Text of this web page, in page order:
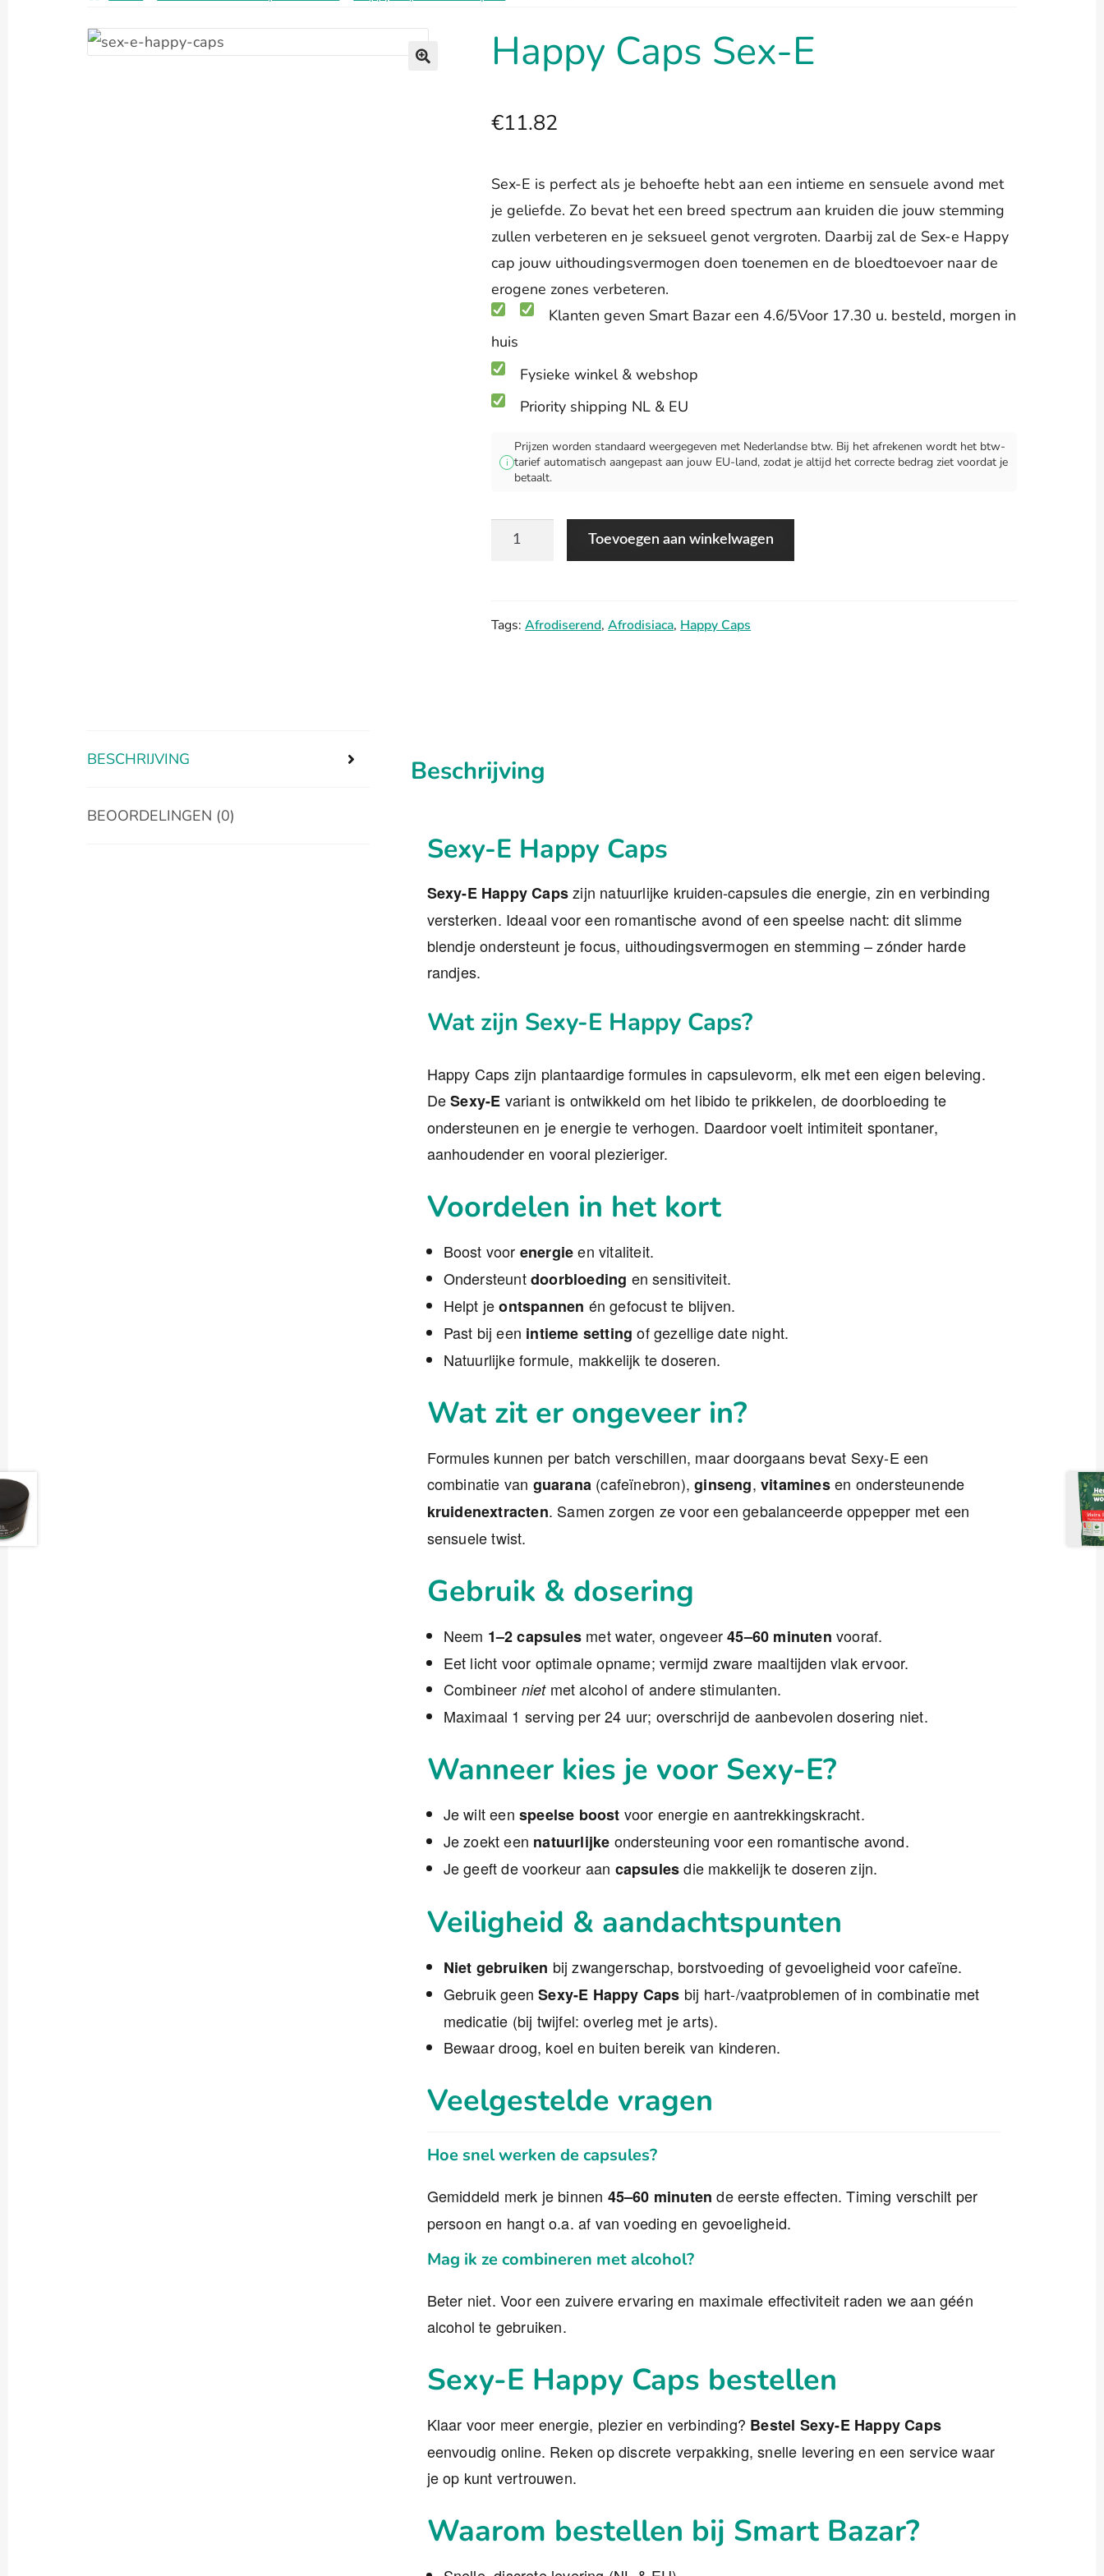
Happy Caps Sex-E
€11.82
Sex-E is perfect als je behoefte hebt aan een intieme en sensuele avond met
je geliefde. Zo bevat het een breed spectrum aan kruiden die jouw stemming
zullen verbeteren en je seksueel genot vergroten. Daarbij zal de Sex-e Happy
cap jouw uithoudingsvermogen doen toenemen en de bloedtoevoer naar de
erogene zones verbeteren.
Klanten geven Smart Bazar een 4.6/5Voor 17.30 u. besteld, morgen in
huis
Fysieke winkel & webshop
Priority shipping NL & EU
i
Prijzen worden standaard weergegeven met Nederlandse btw. Bij het afrekenen wordt het btw-
tarief automatisch aangepast aan jouw EU-land, zodat je altijd het correcte bedrag ziet voordat je
betaalt.
Happy
aantal
Toevoegen aan winkelwagen
Tags:Afrodiserend,Afrodisiaca, Happy Caps
BESCHRIJVING
BEOORDELINGEN (0)
Beschrijving
Sexy-E Happy Caps
Sexy-E Happy Capszijn natuurlijke kruiden-capsules die energie, zin en verbinding
versterken. Ideaal voor een romantische avond of een speelse nacht: dit slimme
blendje ondersteunt je focus, uithoudingsvermogen en stemming – zónder harde
randjes.
Wat zijn Sexy-E Happy Caps?
Happy Caps zijn plantaardige formules in capsulevorm, elk met een eigen beleving.
DeSexy-E variant is ontwikkeld om het libido te prikkelen, de doorbloeding te
ondersteunen en je energie te verhogen. Daardoor voelt intimiteit spontaner,
aanhoudender en vooral plezieriger.
Voordelen in het kort
Boost voor energieen vitaliteit.
Ondersteuntdoorbloeding en sensitiviteit.
Helpt jeontspannen én gefocust te blijven.
Past bij een intieme setting of gezellige date night.
Natuurlijke formule, makkelijk te doseren.
Wat zit er ongeveer in?
Formules kunnen per batch verschillen, maar doorgaans bevat Sexy-E een
combinatie van guarana (cafeïnebron),ginseng,vitaminesen ondersteunende
kruidenextracten. Samen zorgen ze voor een gebalanceerde oppepper met een
sensuele twist.
Gebruik & dosering
Neem 1–2 capsules met water, ongeveer45–60 minuten vooraf.
Eet licht voor optimale opname; vermijd zware maaltijden vlak ervoor.
Combineer nietmet alcohol of andere stimulanten.
Maximaal 1 serving per 24 uur; overschrijd de aanbevolen dosering niet.
Wanneer kies je voor Sexy-E?
Je wilt eenspeelse boost voor energie en aantrekkingskracht.
Je zoekt een natuurlijke ondersteuning voor een romantische avond.
Je geeft de voorkeur aan capsulesdie makkelijk te doseren zijn.
Veiligheid & aandachtspunten
Niet gebruiken bij zwangerschap, borstvoeding of gevoeligheid voor cafeïne.
Gebruik geenSexy-E Happy Caps bij hart-/vaatproblemen of in combinatie met
medicatie (bij twijfel: overleg met je arts).
Bewaar droog, koel en buiten bereik van kinderen.
Veelgestelde vragen
Hoe snel werken de capsules?
Gemiddeld merk je binnen 45–60 minuten de eerste effecten. Timing verschilt per
persoon en hangt o.a. af van voeding en gevoeligheid.
Mag ik ze combineren met alcohol?
Beter niet. Voor een zuivere ervaring en maximale effectiviteit raden we aan géén
alcohol te gebruiken.
Sexy-E Happy Caps bestellen
Klaar voor meer energie, plezier en verbinding? Bestel Sexy-E Happy Caps
eenvoudig online. Reken op discrete verpakking, snelle levering en een service waar
je op kunt vertrouwen.
Waarom bestellen bij Smart Bazar?